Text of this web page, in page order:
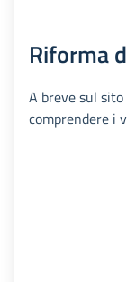
Riforma
A breve sul
comprendere i